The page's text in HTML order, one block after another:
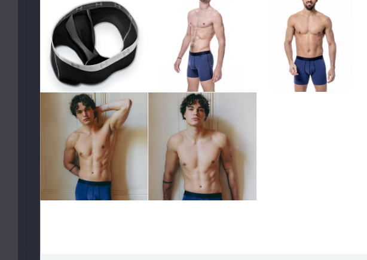
Boxerky
Slipy
Tanga, jocky
Legíny a body
Trika, tilka
Ponožky
Pyžama, volný čas
Plavky
VAŠE PREFERENCE
Jen velmi sexy